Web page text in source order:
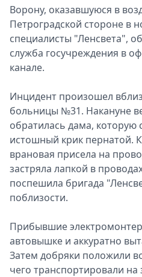
2026
Скачай
Metro
Ворону, оказавшуюся в
Петроградской стороне в
специалисты "Ленсвета",
служба госучреждения в
канале.
Инцидент произошел
больницы №31. Накануне
обратилась дама, которую
истошный крик пернатой.
врановая присела на
застряла лапкой в
поспешила бригада
поблизости.
Прибывшие
автовышке и аккуратно
Затем добряки положили
чего транспортировали